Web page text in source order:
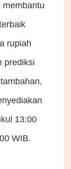
membantu
rupiah
prediksi
13:00
WIB.